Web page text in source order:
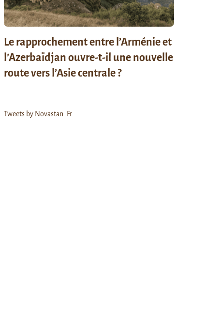
Le rapprochement entre l’Arménie et
l’Azerbaïdjan ouvre-t-il une nouvelle
route vers l’Asie centrale ?
Tweets by Novastan_Fr